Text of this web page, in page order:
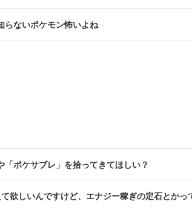
らないポケモン怖いよね
「ポケサブレ」を拾ってきてほしい？
欲しいんですけど、エナジー稼ぎの定石とか